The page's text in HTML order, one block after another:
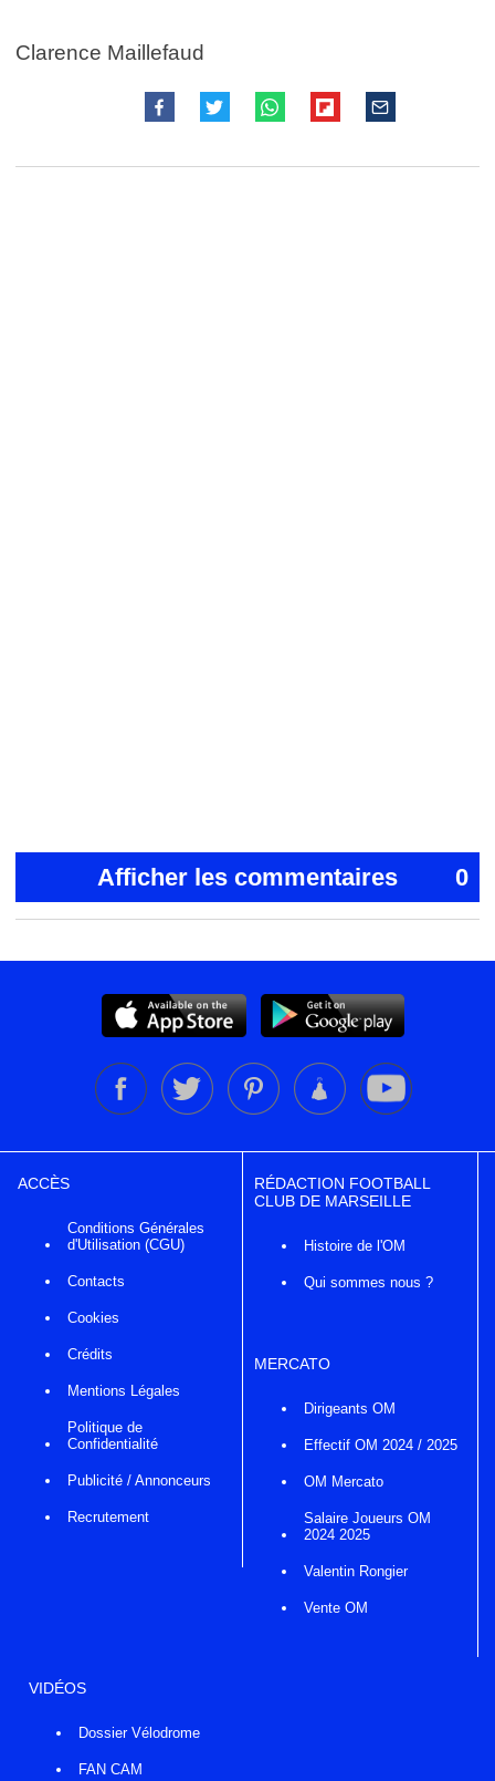
Clarence Maillefaud
Afficher les commentaires 0
ACCÈS
Conditions Générales
d'Utilisation (CGU)
Contacts
Cookies
Crédits
Mentions Légales
Politique de
Confidentialité
Publicité / Annonceurs
Recrutement
RÉDACTION FOOTBALL
CLUB DE MARSEILLE
Histoire de l'OM
Qui sommes nous ?
MERCATO
Dirigeants OM
Effectif OM 2024 / 2025
OM Mercato
Salaire Joueurs OM
2024 2025
Valentin Rongier
Vente OM
VIDÉOS
Dossier Vélodrome
FAN CAM